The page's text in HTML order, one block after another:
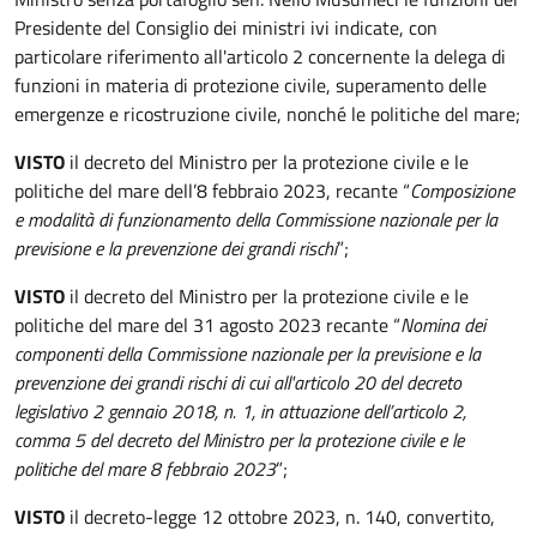
Presidente del Consiglio dei ministri ivi indicate, con
particolare riferimento all'articolo 2 concernente la delega di
funzioni in materia di protezione civile, superamento delle
emergenze e ricostruzione civile, nonché le politiche del mare;
VISTO il decreto del Ministro per la protezione civile e le
politiche del mare dell’8 febbraio 2023, recante “Composizione
e modalità di funzionamento della Commissione nazionale per la
previsione e la prevenzione dei grandi rischi”;
VISTO il decreto del Ministro per la protezione civile e le
politiche del mare del 31 agosto 2023 recante “Nomina dei
componenti della Commissione nazionale per la previsione e la
prevenzione dei grandi rischi di cui all'articolo 20 del decreto
legislativo 2 gennaio 2018, n. 1, in attuazione dell’articolo 2,
comma 5 del decreto del Ministro per la protezione civile e le
politiche del mare 8 febbraio 2023”;
VISTO il decreto-legge 12 ottobre 2023, n. 140, convertito,